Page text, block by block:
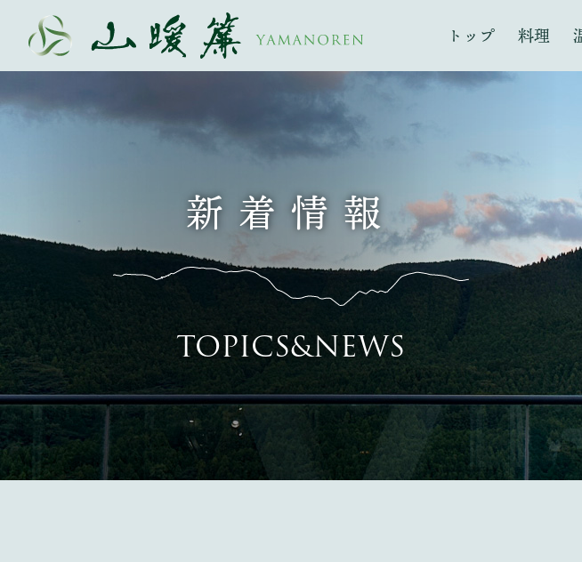
トップ 料理
新着情報
TOPICS&NEWS